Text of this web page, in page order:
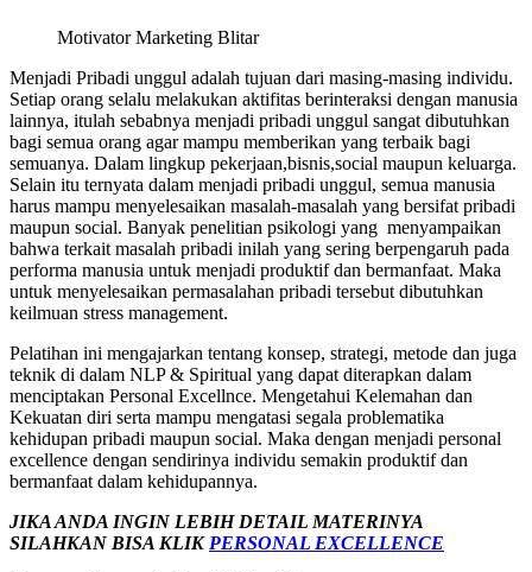
Motivator Marketing Blitar
Menjadi Pribadi unggul adalah tujuan dari masing-masing individu.
Setiap orang selalu melakukan aktifitas berinteraksi dengan manusia
lainnya, itulah sebabnya menjadi pribadi unggul sangat dibutuhkan
bagi semua orang agar mampu memberikan yang terbaik bagi
semuanya. Dalam lingkup pekerjaan,bisnis,social maupun keluarga.
Selain itu ternyata dalam menjadi pribadi unggul, semua manusia
harus mampu menyelesaikan masalah-masalah yang bersifat pribadi
maupun social. Banyak penelitian psikologi yang menyampaikan
bahwa terkait masalah pribadi inilah yang sering berpengaruh pada
performa manusia untuk menjadi produktif dan bermanfaat. Maka
untuk menyelesaikan permasalahan pribadi tersebut dibutuhkan
keilmuan stress management.
Pelatihan ini mengajarkan tentang konsep, strategi, metode dan juga
teknik di dalam NLP & Spiritual yang dapat diterapkan dalam
menciptakan Personal Excellnce. Mengetahui Kelemahan dan
Kekuatan diri serta mampu mengatasi segala problematika
kehidupan pribadi maupun social. Maka dengan menjadi personal
excellence dengan sendirinya individu semakin produktif dan
bermanfaat dalam kehidupannya.
JIKA ANDA INGIN LEBIH DETAIL MATERINYA
SILAHKAN BISA KLIK PERSONAL EXCELLENCE